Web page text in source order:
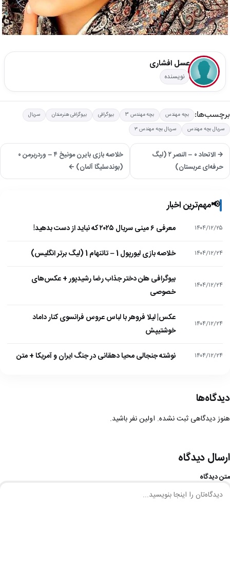
عسل افشاری
نویسنده
برچسب‌ها: بچه مهندس بچه مهندس 3 بیوگرافی بیوگرافی هنرمندان
سریال
سریال بچه مهندس
سریال بچه مهندس ۳
→ الاتحاد ۰ – النصر ۲ (لیگ
حرفه‌ای عربستان)
خلاصه بازی بایرن مونیخ ۴ – وردربرمن ۰
(بوندسلیگا آلمان) ←
📢مهم‌ترین اخبار
۱۴۰۴/۱۲/۲۵ معرفی ۶ مینی سریال ۲۰۲۵ که نباید از دست بدهید!
۱۴۰۴/۱۲/۲۴ خلاصه بازی لیورپول 1 – تاتنهام 1 (لیگ برتر انگلیس)
۱۴۰۴/۱۲/۲۴
بیوگرافی هلن دختر جذاب رضا رشیدپور + عکس‌های
خصوصی
۱۴۰۴/۱۲/۲۴
عکس| لیلا فروهر با لباس عروس فرانسوی کنار داماد
خوشتیپش
۱۴۰۴/۱۲/۲۴ نوشته جنجالی محیا دهقانی در جنگ ایران و آمریکا + متن
دیدگاه‌ها
هنوز دیدگاهی ثبت نشده. اولین نفر باشید.
ارسال دیدگاه
متن دیدگاه